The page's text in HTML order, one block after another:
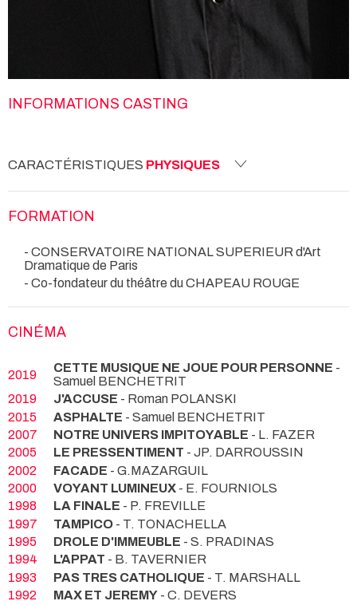
INFORMATIONS CASTING
CARACTÉRISTIQUES PHYSIQUES
FORMATION
- CONSERVATOIRE NATIONAL SUPERIEUR d'Art
Dramatique de Paris
- Co-fondateur du théâtre du CHAPEAU ROUGE
CINÉMA
2019 CETTE MUSIQUE NE JOUE POUR PERSONNE -
Samuel BENCHETRIT
2019
J'ACCUSE - Roman POLANSKI
2015
ASPHALTE - Samuel BENCHETRIT
2007
NOTRE UNIVERS IMPITOYABLE - L. FAZER
2005
LE PRESSENTIMENT - JP. DARROUSSIN
2002
FACADE - G.MAZARGUIL
2000
VOYANT LUMINEUX - E. FOURNIOLS
1998
LA FINALE - P. FREVILLE
1997
TAMPICO - T. TONACHELLA
1995
DROLE D'IMMEUBLE - S. PRADINAS
1994
L'APPAT - B. TAVERNIER
1993
PAS TRES CATHOLIQUE - T. MARSHALL
1992
MAX ET JEREMY - C. DEVERS